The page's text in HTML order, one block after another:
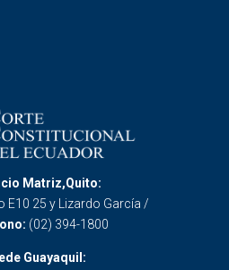
Matriz,Quito:
E10 25 y Lizardo García /
(02) 394-1800
Guayaquil: